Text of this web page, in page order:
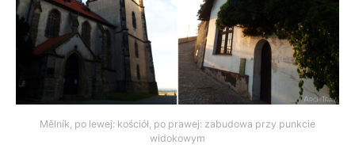
Mělník, po lewej: kościół, po prawej: zabudowa przy punkcie
widokowym